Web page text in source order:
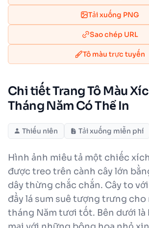
Tải xuống PNG
Sao chép URL
Tô màu trực tuyến
Chi tiết Trang Tô Màu
Tháng Năm Có Thể In
Thiếu niên Tải xuống miễn phí
Hình ảnh miêu tả một chiếc
được treo trên cành cây lớn
dây thừng chắc chắn. Cây to
đầy lá sum suê tượng trưng cho
tháng Năm tươi tốt. Bên dưới là